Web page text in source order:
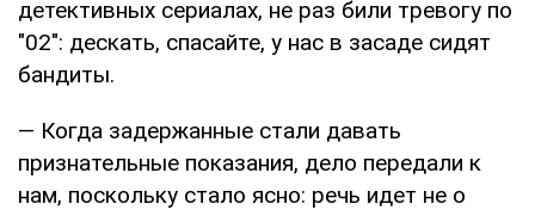
детективных сериалах, не раз били тревогу по
"02": дескать, спасайте, у нас в засаде сидят
бандиты.
— Когда задержанные стали давать
признательные показания, дело передали к
нам, поскольку стало ясно: речь идет не о